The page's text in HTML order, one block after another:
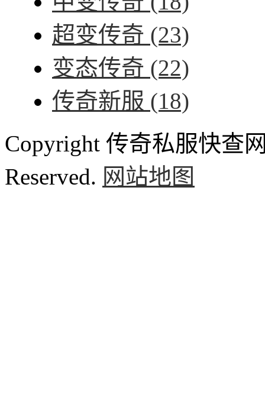
超变传奇 (23)
变态传奇 (22)
传奇新服 (18)
Copyright 传奇私服快查
Reserved. 网站地图